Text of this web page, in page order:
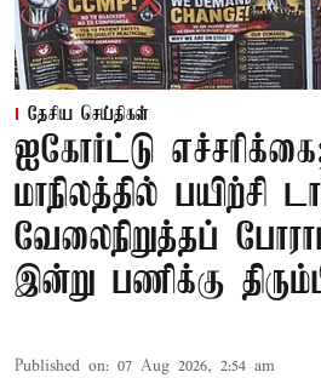
தேசிய செய்திகள்
ஐகோர்ட்டு
மாநிலத்தில் பயிற்சி
வேலைநிறுத்தப்
இன்று பணிக்கு
Published on: 07 Aug 2026, 2:54 am